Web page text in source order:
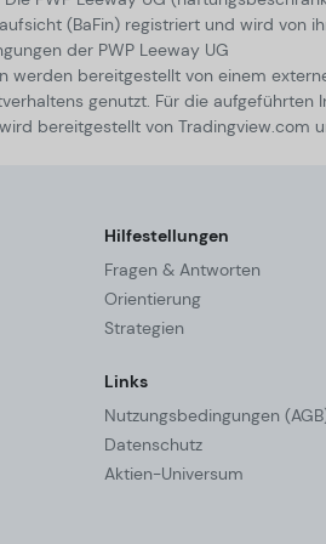
(BaFin) registriert und wird von
der PWP Leeway UG
werden bereitgestellt von einem
genutzt. Für die aufgeführten
bereitgestellt von Tradingview.com
Hilfestellungen
Fragen & Antworten
Orientierung
Strategien
Links
Nutzungsbedingungen
Datenschutz
Aktien-Universum